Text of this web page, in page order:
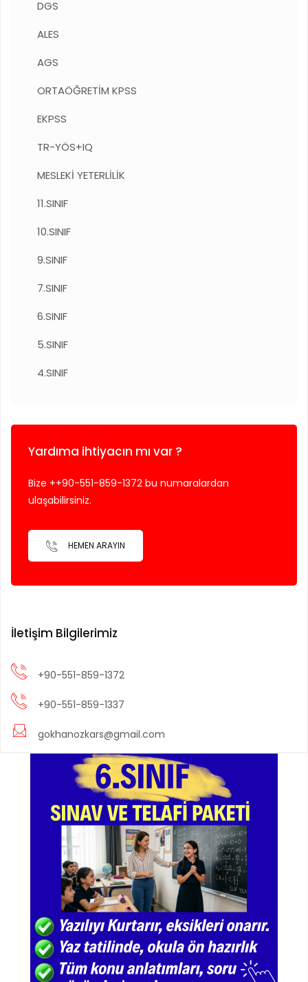
DGS
ALES
AGS
ORTAÖĞRETİM KPSS
EKPSS
TR-YÖS+IQ
MESLEKİ YETERLİLİK
11.SINIF
10.SINIF
9.SINIF
7.SINIF
6.SINIF
5.SINIF
4.SINIF
Yardıma ihtiyacın mı var ?
Bize ++90-551-859-1372 bu numaralardan
ulaşabilirsiniz.
HEMEN ARAYIN
İletişim Bilgilerimiz
+90-551-859-1372
+90-551-859-1337
gokhanozkars@gmail.com